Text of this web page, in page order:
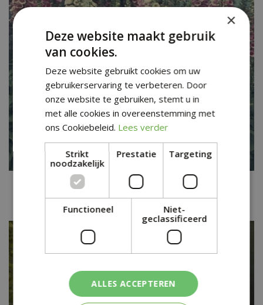
Gewoon vingerhoedskruid
Digitalis purpurea 'Gloxiniiflora'
×
Deze website maakt gebruik
van cookies.
Deze website gebruikt cookies om uw
gebruikerservaring te verbeteren. Door
onze website te gebruiken, stemt u in
met alle cookies in overeenstemming met
ons Cookiebeleid. Lees verder
Strikt
noodzakelijk
Prestatie Targeting
Functioneel
Niet-
geclassificeerd
ALLES ACCEPTEREN